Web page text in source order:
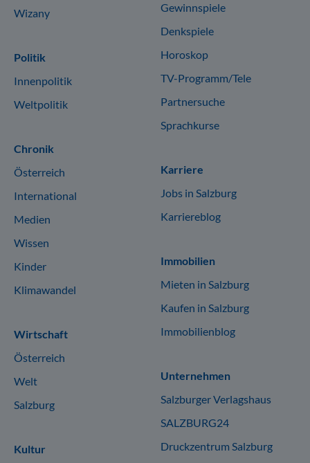
Wizany
Politik
Innenpolitik
Weltpolitik
Chronik
Österreich
International
Medien
Wissen
Kinder
Klimawandel
Wirtschaft
Österreich
Welt
Salzburg
Kultur
Gewinnspiele
Denkspiele
Horoskop
TV-Programm/Tele
Partnersuche
Sprachkurse
Karriere
Jobs in Salzburg
Karriereblog
Immobilien
Mieten in Salzburg
Kaufen in Salzburg
Immobilienblog
Unternehmen
Salzburger Verlagshaus
SALZBURG24
Druckzentrum Salzburg